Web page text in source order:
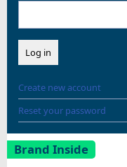
Create new account
Reset your password
Brand Inside